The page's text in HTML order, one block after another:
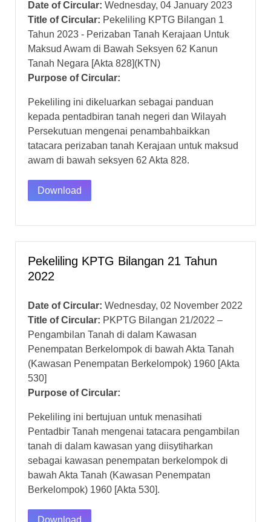
Date of Circular: Wednesday, 04 January 2023
Title of Circular: Pekeliling KPTG Bilangan 1
Tahun 2023 - Perizaban Tanah Kerajaan Untuk
Maksud Awam di Bawah Seksyen 62 Kanun
Tanah Negara [Akta 828](KTN)
Purpose of Circular:
Pekeliling ini dikeluarkan sebagai panduan
kepada pentadbiran tanah negeri dan Wilayah
Persekutuan mengenai penambahbaikkan
tatacara perizaban tanah Kerajaan untuk maksud
awam di bawah seksyen 62 Akta 828.
Download
Pekeliling KPTG Bilangan 21 Tahun
2022
Date of Circular: Wednesday, 02 November 2022
Title of Circular: PKPTG Bilangan 21/2022 –
Pengambilan Tanah di dalam Kawasan
Penempatan Berkelompok di bawah Akta Tanah
(Kawasan Penempatan Berkelompok) 1960 [Akta
530]
Purpose of Circular:
Pekeliling ini bertujuan untuk menasihati
Pentadbir Tanah mengenai tatacara pengambilan
tanah di dalam kawasan yang diisytiharkan
sebagai kawasan penempatan berkelompok di
bawah Akta Tanah (Kawasan Penempatan
Berkelompok) 1960 [Akta 530].
Download